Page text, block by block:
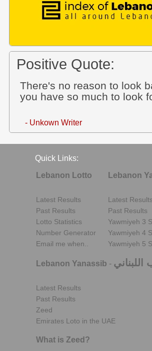
Positive Quote:
There's no reason to look
you have so much to look
- Unkown Writer
Quick Links:
Lebanon Lotto
Latest Results
Past Results
Lotto Statistics
Number Generator
Email me when..
Lebanon
Latest Results
Past Results
Yawmiyeh 3
Yawmiyeh 4
Yawmiyeh 5
Lebanon Yanassib - اللبناني
Latest Results
Past Results
Zeed
Emirates Loto in the UAE
What is Zeed?